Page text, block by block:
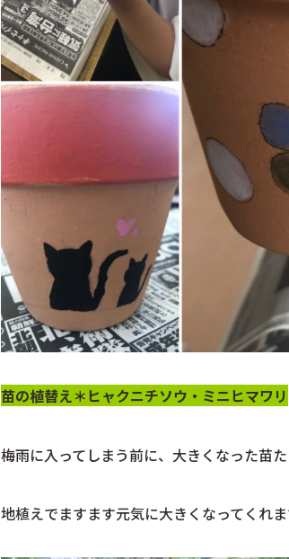
苗の植替え＊ヒャクニチソウ・ミニヒマワリ
梅雨に入ってしまう前に、大きくなった苗た
地植えでますます元気に大きくなってくれま